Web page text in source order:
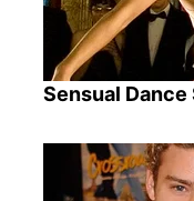
Sensual Dance